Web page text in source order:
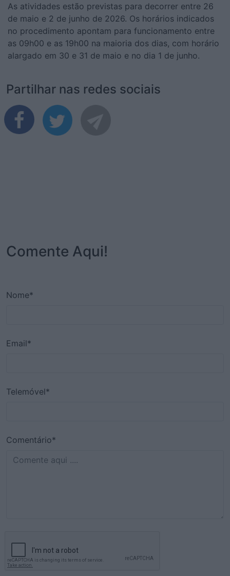
As atividades estão previstas para decorrer entre 26
de maio e 2 de junho de 2026. Os horários indicados
no procedimento apontam para funcionamento entre
as 09h00 e as 19h00 na maioria dos dias, com horário
alargado em 30 e 31 de maio e no dia 1 de junho.
Partilhar nas redes sociais
Comente Aqui!
Nome*
Email*
Telemóvel*
Comentário*